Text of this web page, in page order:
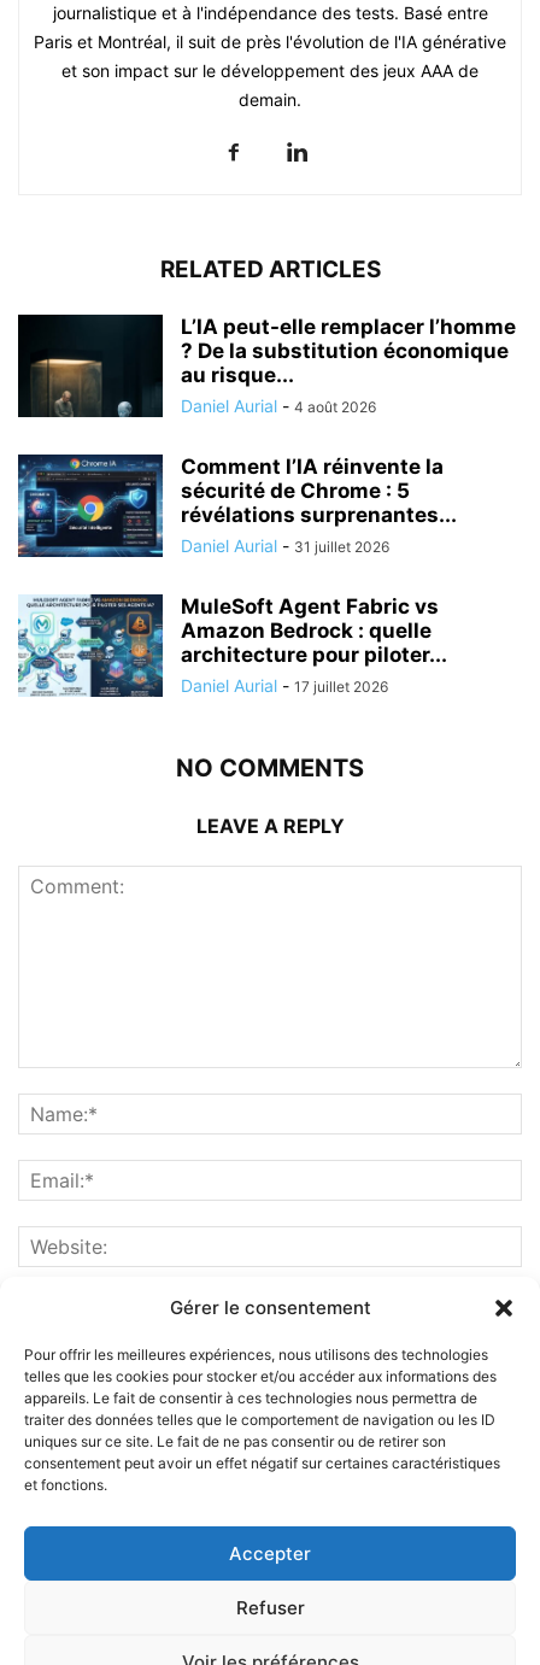
Gérer le consentement
Pour offrir les meilleures expériences, nous utilisons des technologies
telles que les cookies pour stocker et/ou accéder aux informations des
appareils. Le fait de consentir à ces technologies nous permettra de
traiter des données telles que le comportement de navigation ou les ID
uniques sur ce site. Le fait de ne pas consentir ou de retirer son
consentement peut avoir un effet négatif sur certaines caractéristiques
et fonctions.
Accepter
Refuser
journalistique et à l'indépendance des tests. Basé entre
Paris et Montréal, il suit de près l'évolution de l'IA générative
et son impact sur le développement des jeux AAA de
demain.
RELATED ARTICLES
L’IA peut-elle remplacer l’homme
? De la substitution économique
au risque...
Daniel Aurial - 4 août 2026
Comment l’IA réinvente la
sécurité de Chrome : 5
révélations surprenantes...
Daniel Aurial - 31 juillet 2026
MuleSoft Agent Fabric vs
Amazon Bedrock : quelle
architecture pour piloter...
Daniel Aurial - 17 juillet 2026
NO COMMENTS
LEAVE A REPLY
ABOUT US
FOLLOW US